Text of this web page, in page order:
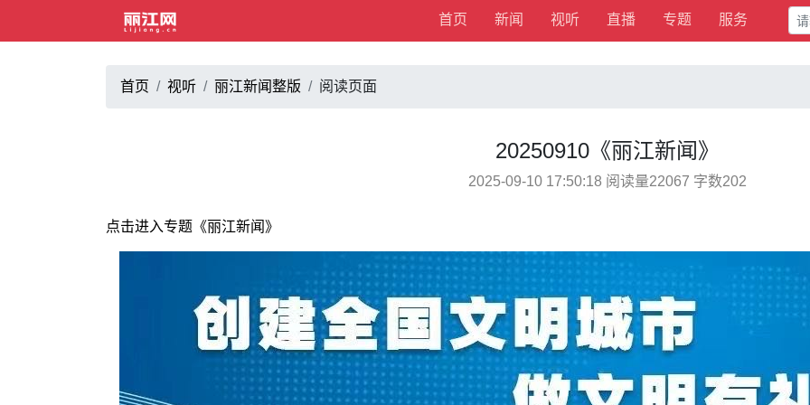
首页 新闻 视听 直播 专题 服务
首页 视听 丽江新闻整版 阅读页面
20250910《丽江新闻》
2025-09-10 17:50:18 阅读量22067 字数202
点击进入专题《丽江新闻》